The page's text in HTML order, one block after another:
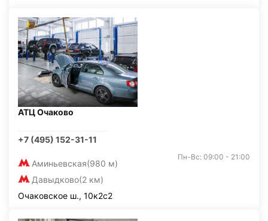
АТЦ Очаково
+7 (495) 152-31-11
Аминьевская(980 м)
Давыдково(2 км)
Пн-Вс: 09:00 - 21:00
Очаковское ш., 10к2с2